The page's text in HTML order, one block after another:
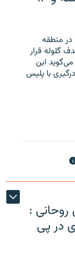
منطقه
شهر کانادا،۱۴ نفر هدف گلوله قرار
این
با پلیس
:
در پی